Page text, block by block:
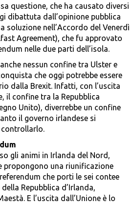
questione, che ha causato diversi
dibattuta dall’opinione pubblica
soluzione nell’Accordo del Venerdì
Agreement), che fu approvato
nelle due parti dell’isola.
nessun confine tra Ulster e
che oggi potrebbe essere
dalla Brexit. Infatti, con l’uscita
il confine tra la Repubblica
Unito), diverrebbe un confine
il governo irlandese si
gli animi in Irlanda del Nord,
propongono una riunificazione
che porti le sei contee
Repubblica d’Irlanda,
E l’uscita dall’Unione è lo